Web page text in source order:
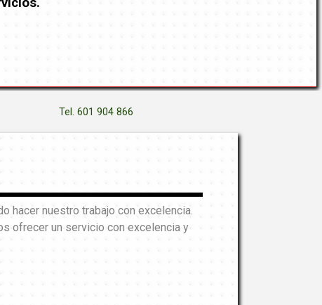
Tel. 601 904 866
hacer nuestro trabajo con excelencia.
ofrecer un servicio con excelencia y